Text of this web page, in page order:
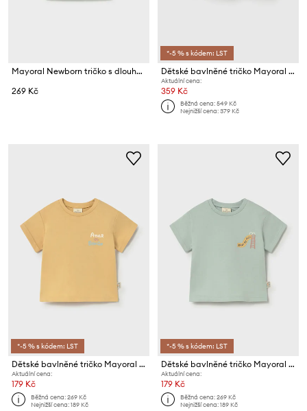
Mayoral Newborn tričko s dlouhým rukávem kojenecké s bavlnou
269 Kč
*-5 % s kódem: LST
Dětské bavlněné tričko Mayoral Newborn 2-pack
Aktuální cena:
359 Kč
Běžná cena:549 Kč
Nejnižší cena:379 Kč
*-5 % s kódem: LST
Dětské bavlněné tričko Mayoral Newborn
Aktuální cena:
179 Kč
Běžná cena:269 Kč
Nejnižší cena:189 Kč
*-5 % s kódem: LST
Dětské bavlněné tričko Mayoral Newborn
Aktuální cena:
179 Kč
Běžná cena:269 Kč
Nejnižší cena:189 Kč